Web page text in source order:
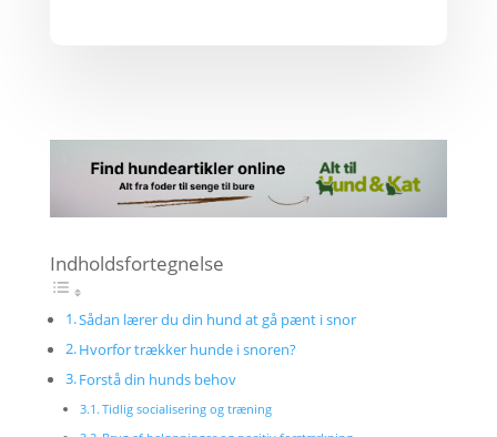
Indholdsfortegnelse
Sådan lærer du din hund at gå pænt i snor
Hvorfor trækker hunde i snoren?
Forstå din hunds behov
Tidlig socialisering og træning